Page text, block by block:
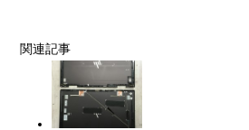
関連記事